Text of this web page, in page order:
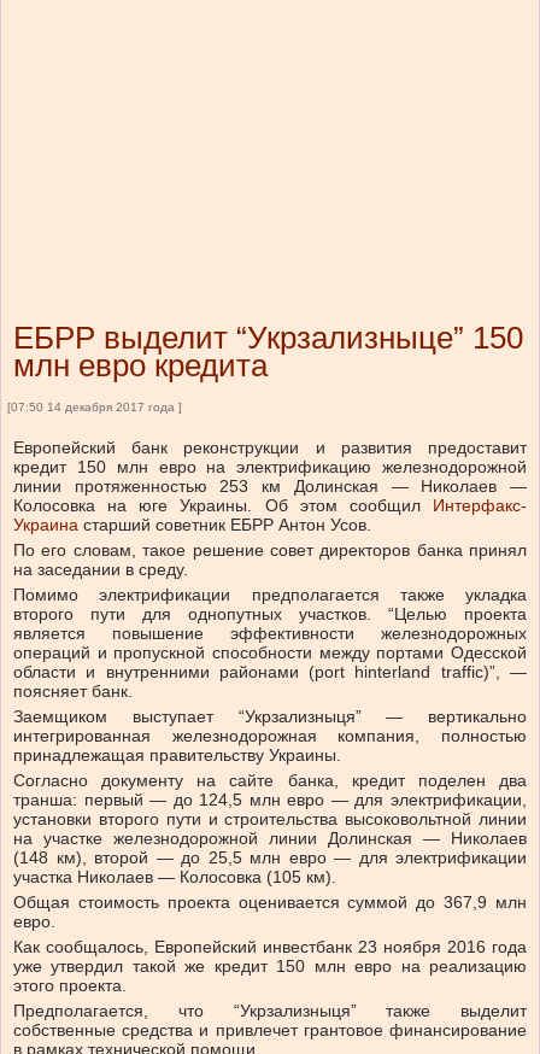
ЕБРР выделит “Укрзализныце” 150
млн евро кредита
[07:50 14 декабря 2017 года ]
Европейский банк реконструкции и развития предоставит
кредит 150 млн евро на электрификацию железнодорожной
линии протяженностью 253 км Долинская — Николаев —
Колосовка на юге Украины. Об этом сообщил Интерфакс-
Украина старший советник ЕБРР Антон Усов.
По его словам, такое решение совет директоров банка принял
на заседании в среду.
Помимо электрификации предполагается также укладка
второго пути для однопутных участков. “Целью проекта
является повышение эффективности железнодорожных
операций и пропускной способности между портами Одесской
области и внутренними районами (port hinterland traffic)”, —
поясняет банк.
Заемщиком выступает “Укрзализныця” — вертикально
интегрированная железнодорожная компания, полностью
принадлежащая правительству Украины.
Согласно документу на сайте банка, кредит поделен два
транша: первый — до 124,5 млн евро — для электрификации,
установки второго пути и строительства высоковольтной линии
на участке железнодорожной линии Долинская — Николаев
(148 км), второй — до 25,5 млн евро — для электрификации
участка Николаев — Колосовка (105 км).
Общая стоимость проекта оценивается суммой до 367,9 млн
евро.
Как сообщалось, Европейский инвестбанк 23 ноября 2016 года
уже утвердил такой же кредит 150 млн евро на реализацию
этого проекта.
Предполагается, что “Укрзализныця” также выделит
собственные средства и привлечет грантовое финансирование
в рамках технической помощи.